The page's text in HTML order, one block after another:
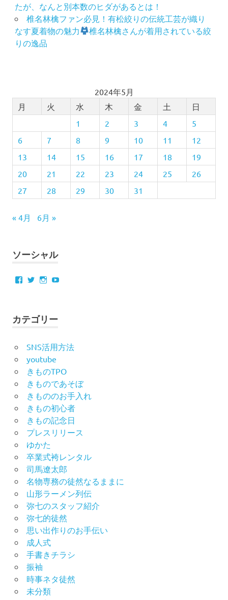
振
袖
振
袖
き
振
レ
ン
タ
浴
衣
の
着
ス
着
の
し
み
着
心
者
物
選
び
たが、なんと別本数のヒダがあるとは！
椎名林檎ファン必見！有松絞りの伝統工芸が織り
なす夏着物の魅力
椎名林檎さんが着用されている絞
りの逸品
2024年5月
月
火 水 木 金 土
日
1
2 3 4
5
6
7 8 9 10 11
12
13
14 15 16 17 18
19
20
21 22 23 24 25
26
27
28 29 30 31
« 4月 6月 »
ソーシャル
Facebook
TwitterInstagram
YouTube
カテゴリー
SNS活用方法
youtube
きものTPO
きものであそぼ
きもののお手入れ
きもの初心者
きもの記念日
プレスリリース
ゆかた
卒業式袴レンタル
司馬遼太郎
名物専務の徒然なるままに
山形ラーメン列伝
弥七のスタッフ紹介
弥七的徒然
思い出作りのお手伝い
成人式
手書きチラシ
振袖
時事ネタ徒然
未分類